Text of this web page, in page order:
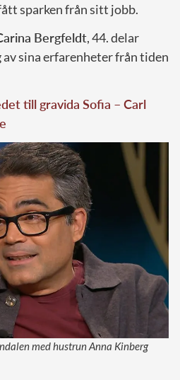
sparken från sitt jobb.
Bergfeldt, 44. delar
sina erfarenheter från tiden
till gravida Sofia – Carl
med hustrun Anna Kinberg